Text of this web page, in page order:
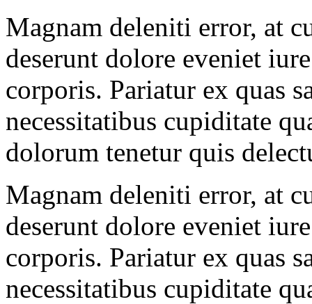
Magnam deleniti error, at
deserunt dolore eveniet
corporis. Pariatur ex quas
necessitatibus cupiditate
dolorum tenetur quis
Magnam deleniti error, at
deserunt dolore eveniet
corporis. Pariatur ex quas
necessitatibus cupiditate